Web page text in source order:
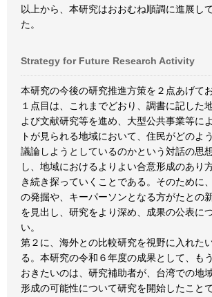
以上から、本研究はおおむね順調に進展し
た。
Strategy for Future Research Activity
本研究の今後の研究推進方策を２点あげてお
１点目は、これまでどおり、調書に記した
よび文献研究等を進め、大型公共事業等に
トが見られる地域において、住民がどのよ
議論しようとしているのかという対話の思
し、地域におけるよりよい合意形成のあり
き続き探っていくことである。そのために
の発掘や、キーパーソンとなる方がたとの
を見出し、研究をより深め、成果の公表に
い。
第２に、海外との比較研究を視野に入れた
る。本研究の令和６年度の成果として、も
おきたいのは、研究補助者が、台湾での地
形成の可能性について研究を開始したこと